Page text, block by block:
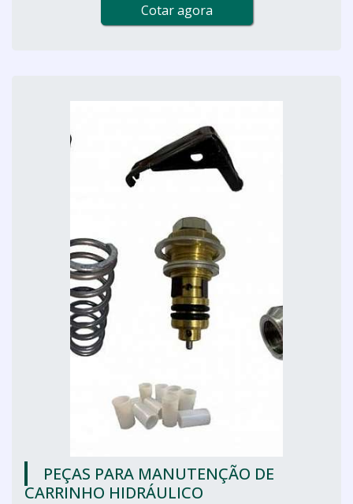
Cotar agora
PEÇAS PARA MANUTENÇÃO DE
CARRINHO HIDRÁULICO